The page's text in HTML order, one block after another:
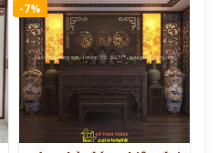
-7%